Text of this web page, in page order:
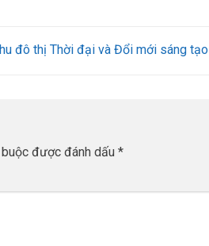
đô thị Thời đại và Đổi mới sáng tạo
được đánh dấu *